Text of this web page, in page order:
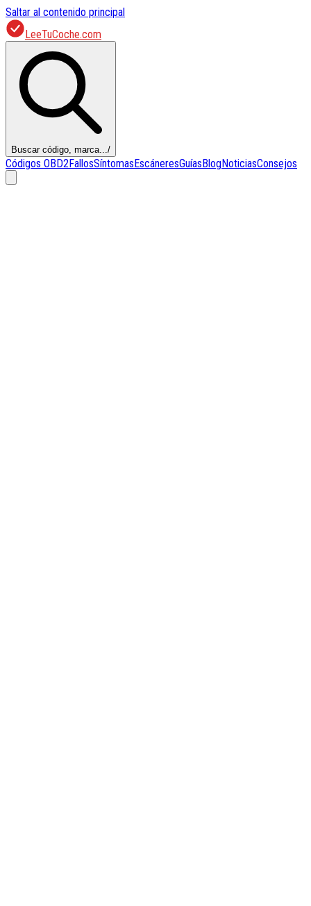
Saltar al contenido principal
LeeTuCoche.com
Buscar código, marca.../
Códigos OBD2FallosSíntomasEscáneresGuíasBlogNoticiasConsejos